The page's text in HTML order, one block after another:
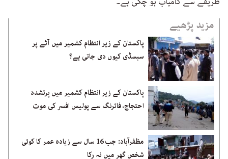
مزید پڑھیے
پاکستان کے زیر انتظام کشمیر میں آٹے پر
سبسڈی کیوں دی جاتی ہے؟
پاکستان کے زیر انتظام کشمیر میں پرتشدد
احتجاج، فائرنگ سے پولیس افسر کی موت
مظفرآباد: جب 16 سال سے زیادہ عمر کا کوئی
شخص گھر میں نہ رکا